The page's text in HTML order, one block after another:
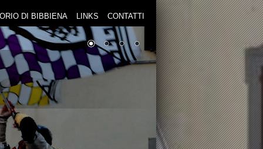
DI BIBBIENA LINKS CONTATTI